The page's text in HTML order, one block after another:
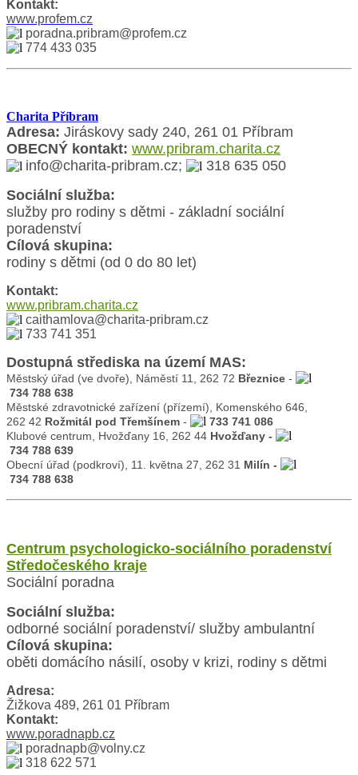
Kontakt:
www.profem.cz
poradna.pribram@profem.cz
774 433 035
Charita Příbram
Adresa: Jiráskovy sady 240, 261 01 Příbram
OBECNÝ kontakt: www.pribram.charita.cz
info@charita-pribram.cz;
318 635 050
Sociální služba:
služby pro rodiny s dětmi - základní sociální
poradenství
Cílová skupina:
rodiny s dětmi (od 0 do 80 let)
Kontakt:
www.pribram.charita.cz
caithamlova@charita-pribram.cz
733 741 351
Dostupná střediska na území MAS:
Městský úřad (ve dvoře), Náměstí 11, 262 72 Březnice -
734 788 638
Městské zdravotnické zařízení (přízemí), Komenského 646,
262 42 Rožmitál pod Třemšínem -
733 741 086
Klubové centrum, Hvožďany 16, 262 44 Hvožďany -
734 788 639
Obecní úřad (podkroví), 11. května 27, 262 31 Milín -
734 788 638
Centrum psychologicko-sociálního poradenství
Středočeského kraje
Sociální poradna
Sociální služba:
odborné sociální poradenství/ služby ambulantní
Cílová skupina:
oběti domácího násilí, osoby v krizi, rodiny s dětmi
Adresa:
Žižkova 489, 261 01 Příbram
Kontakt:
www.poradnapb.cz
poradnapb@volny.cz
318 622 571